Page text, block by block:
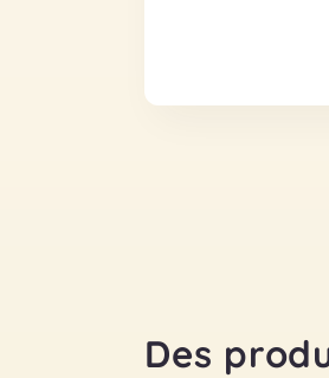
Des